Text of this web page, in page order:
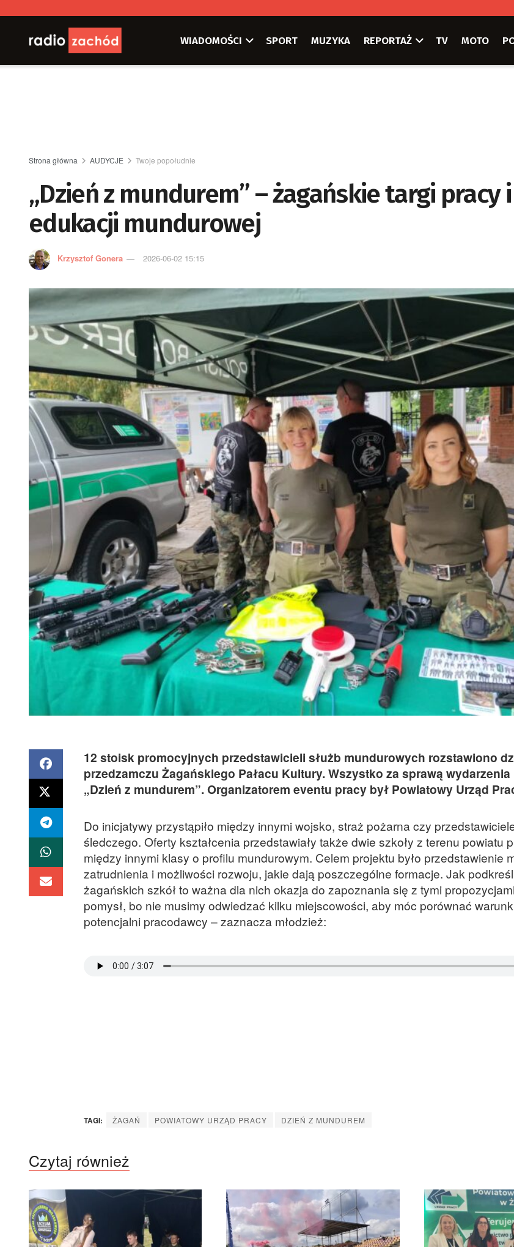
WIADOMOŚCI SPORT MUZYKA REPORTAŻ TV MOTO
Strona główna AUDYCJE Twoje popołudnie
„Dzień z mundurem” – żagańskie targi pracy i
edukacji mundurowej
Krzysztof Gonera 2026-06-02 15:15
12 stoisk promocyjnych przedstawicieli służb mundurowych rozstawiono
przedzamczu Żagańskiego Pałacu Kultury. Wszystko za sprawą
„Dzień z mundurem”. Organizatorem eventu pracy był Powiatowy Urząd
Do inicjatywy przystąpiło między innymi wojsko, straż pożarna czy
śledczego. Oferty kształcenia przedstawiały także dwie szkoły z terenu powiatu
między innymi klasy o profilu mundurowym. Celem projektu było przedstawienie
zatrudnienia i możliwości rozwoju, jakie dają poszczególne formacje. Jak
żagańskich szkół to ważna dla nich okazja do zapoznania się z tymi
pomysł, bo nie musimy odwiedzać kilku miejscowości, aby móc porównać
potencjalni pracodawcy – zaznacza młodzież:
TAGI: ŻAGAŃ POWIATOWY URZĄD PRACY DZIEŃ Z MUNDUREM
Czytaj również